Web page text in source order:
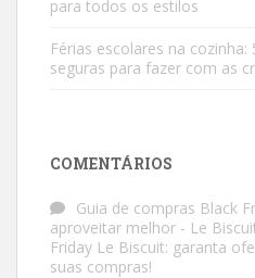
para todos os estilos
Férias escolares na
seguras para fazer com as
COMENTÁRIOS
Guia de compras Black
aproveitar melhor - Le
Friday Le Biscuit: garanta
suas compras!